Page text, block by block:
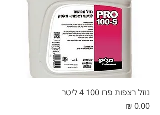
נוזל רצפות פרו 100 4 ליטר
מחיר